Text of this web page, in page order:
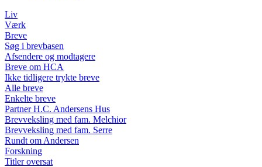
Liv
Værk
Breve
Søg i brevbasen
Afsendere og modtagere
Breve om HCA
Ikke tidligere trykte breve
Alle breve
Enkelte breve
Partner H.C. Andersens Hus
Brevveksling med fam. Melchior
Brevveksling med fam. Serre
Rundt om Andersen
Forskning
Titler oversat